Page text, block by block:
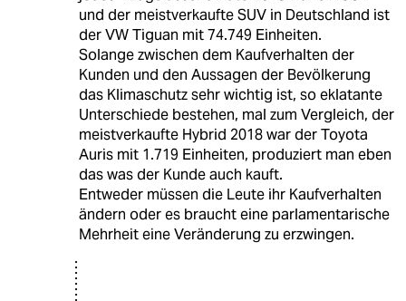
und der meistverkaufte SUV in Deutschland ist
der VW Tiguan mit 74.749 Einheiten.
Solange zwischen dem Kaufverhalten der
Kunden und den Aussagen der Bevölkerung
das Klimaschutz sehr wichtig ist, so eklatante
Unterschiede bestehen, mal zum Vergleich, der
meistverkaufte Hybrid 2018 war der Toyota
Auris mit 1.719 Einheiten, produziert man eben
das was der Kunde auch kauft.
Entweder müssen die Leute ihr Kaufverhalten
ändern oder es braucht eine parlamentarische
Mehrheit eine Veränderung zu erzwingen.